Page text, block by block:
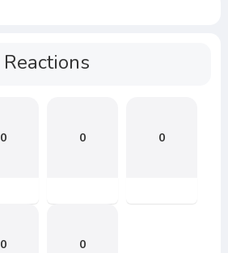
Reactions
0 0 0
0 0